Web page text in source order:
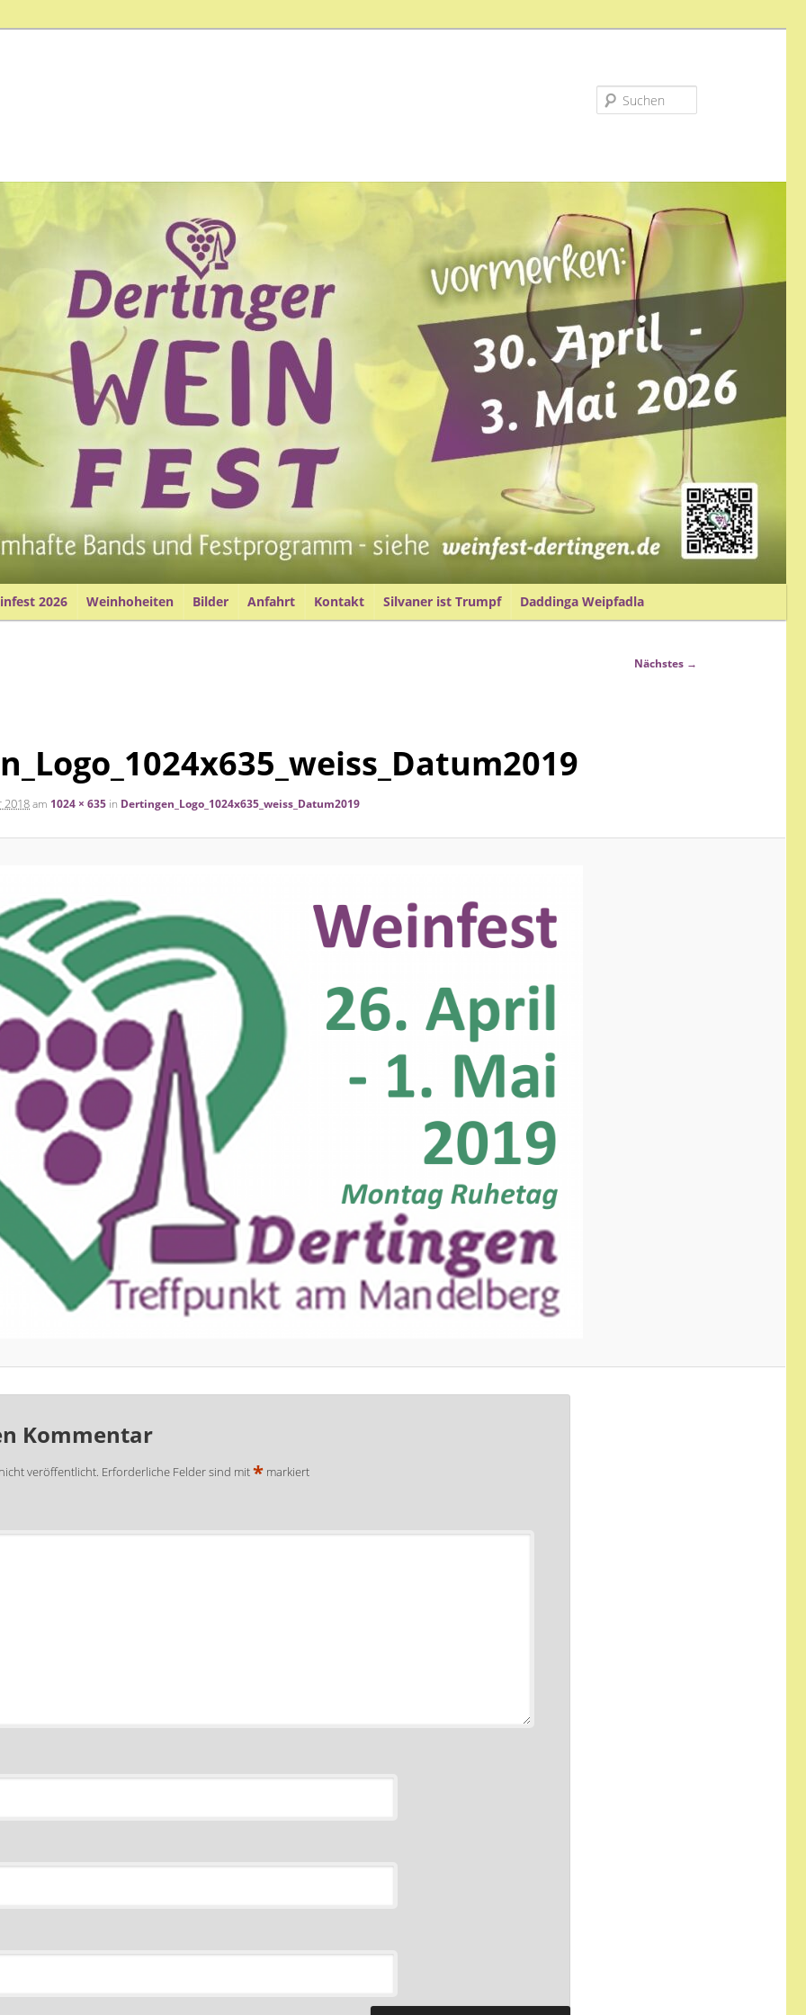
2026 Weinhoheiten Bilder Anfahrt Kontakt Silvaner ist Trumpf Daddinga Weipfadla
Nächstes →
2018am 1024 × 635 in Dertingen_Logo_1024x635_weiss_Datum2019
Kommentar
veröffentlicht. Erforderliche Felder sind mit* markiert